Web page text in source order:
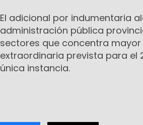
El adicional por indumentaria
administración pública
sectores que concentra
extraordinaria prevista para el
única instancia.